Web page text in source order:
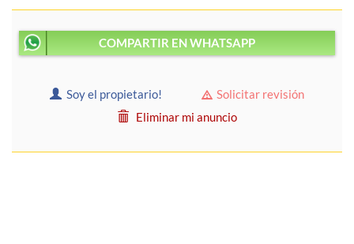
COMPARTIR EN WHATSAPP
Soy el propietario!
Solicitar revisión
Eliminar mi anuncio